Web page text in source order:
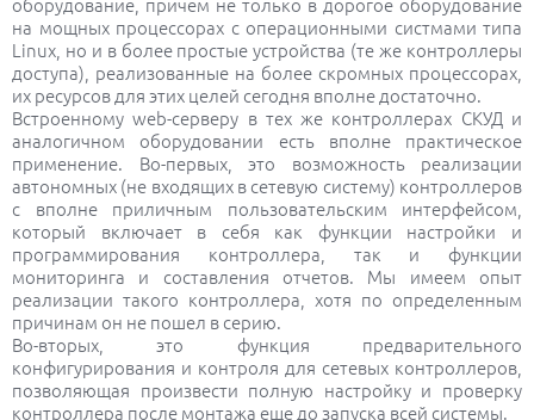
на мощных процессорах с операционными систмами типа
Linux, но и в более простые устройства (те же контроллеры
доступа), реализованные на более скромных процессорах,
их ресурсов для этих целей сегодня вполне достаточно.
Встроенному web-серверу в тех же контроллерах СКУД и
аналогичном оборудовании есть вполне практическое
применение. Во-первых, это возможность реализации
автономных (не входящих в сетевую систему) контроллеров
с вполне приличным пользовательским интерфейсом,
который включает в себя как функции настройки и
программирования контроллера, так и функции
мониторинга и составления отчетов. Мы имеем опыт
реализации такого контроллера, хотя по определенным
причинам он не пошел в серию.
Во-вторых, это функция предварительного
конфигурирования и контроля для сетевых контроллеров,
позволяющая произвести полную настройку и проверку
контроллера после монтажа еще до запуска всей системы.